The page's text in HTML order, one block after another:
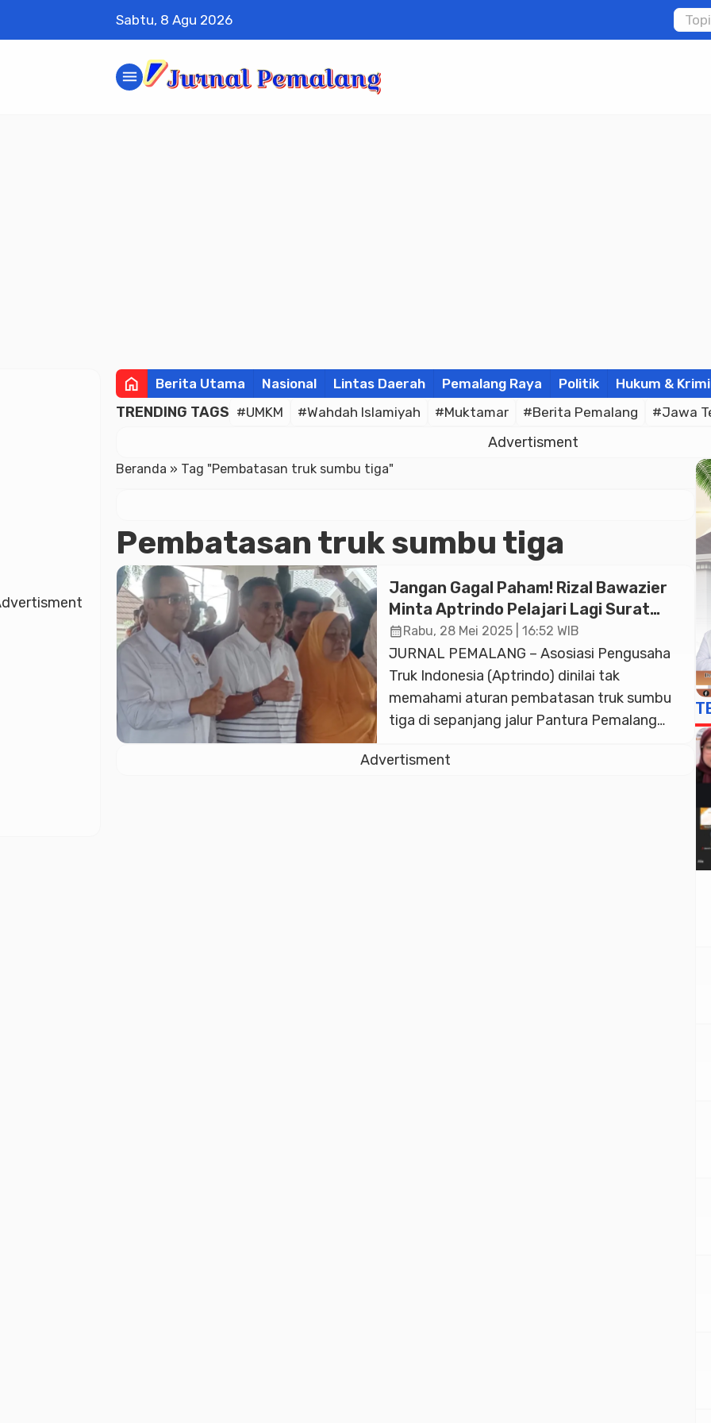
Sabtu, 8 Agu 2026
menu
home Berita Utama Nasional Lintas Daerah Pemalang Raya Politik Hukum &
TRENDING TAGS #UMKM #Wahdah Islamiyah #Muktamar #Berita Pemalang #Jawa
Advertisment
Beranda » Tag "Pembatasan truk sumbu tiga"
Pembatasan truk sumbu tiga
Jangan Gagal Paham! Rizal Bawazier
Minta Aptrindo Pelajari Lagi Surat
Kemenhub Soal Pembatasan Truk
Sumbu Tiga di Pantura Pekalongan-
Batang
calendar_monthRabu, 28 Mei 2025 | 16:52 WIB
JURNAL PEMALANG – Asosiasi Pengusaha
Truk Indonesia (Aptrindo) dinilai tak
memahami aturan pembatasan truk sumbu
tiga di sepanjang jalur Pantura Pemalang
untuk mempelajari kembali surat edaran
Advertisment